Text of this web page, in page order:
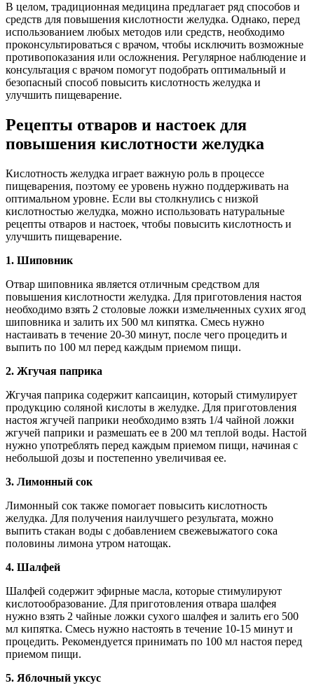
В целом, традиционная медицина предлагает ряд способов и
средств для повышения кислотности желудка. Однако, перед
использованием любых методов или средств, необходимо
проконсультироваться с врачом, чтобы исключить возможные
противопоказания или осложнения. Регулярное наблюдение и
консультация с врачом помогут подобрать оптимальный и
безопасный способ повысить кислотность желудка и
улучшить пищеварение.
Рецепты отваров и настоек для
повышения кислотности желудка
Кислотность желудка играет важную роль в процессе
пищеварения, поэтому ее уровень нужно поддерживать на
оптимальном уровне. Если вы столкнулись с низкой
кислотностью желудка, можно использовать натуральные
рецепты отваров и настоек, чтобы повысить кислотность и
улучшить пищеварение.
1. Шиповник
Отвар шиповника является отличным средством для
повышения кислотности желудка. Для приготовления настоя
необходимо взять 2 столовые ложки измельченных сухих ягод
шиповника и залить их 500 мл кипятка. Смесь нужно
настаивать в течение 20-30 минут, после чего процедить и
выпить по 100 мл перед каждым приемом пищи.
2. Жгучая паприка
Жгучая паприка содержит капсаицин, который стимулирует
продукцию соляной кислоты в желудке. Для приготовления
настоя жгучей паприки необходимо взять 1/4 чайной ложки
жгучей паприки и размешать ее в 200 мл теплой воды. Настой
нужно употреблять перед каждым приемом пищи, начиная с
небольшой дозы и постепенно увеличивая ее.
3. Лимонный сок
Лимонный сок также помогает повысить кислотность
желудка. Для получения наилучшего результата, можно
выпить стакан воды с добавлением свежевыжатого сока
половины лимона утром натощак.
4. Шалфей
Шалфей содержит эфирные масла, которые стимулируют
кислотообразование. Для приготовления отвара шалфея
нужно взять 2 чайные ложки сухого шалфея и залить его 500
мл кипятка. Смесь нужно настоять в течение 10-15 минут и
процедить. Рекомендуется принимать по 100 мл настоя перед
приемом пищи.
5. Яблочный уксус